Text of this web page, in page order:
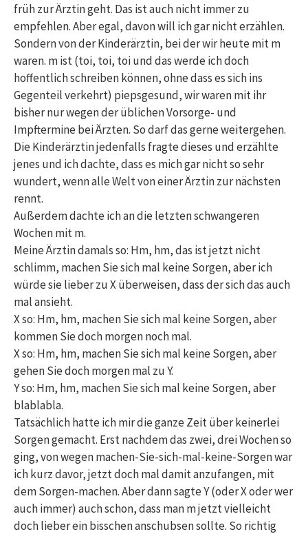
früh zur Ärztin geht. Das ist auch nicht immer zu
empfehlen. Aber egal, davon will ich gar nicht erzählen.
Sondern von der Kinderärztin, bei der wir heute mit m
waren. m ist (toi, toi, toi und das werde ich doch
hoffentlich schreiben können, ohne dass es sich ins
Gegenteil verkehrt) piepsgesund, wir waren mit ihr
bisher nur wegen der üblichen Vorsorge- und
Impftermine bei Ärzten. So darf das gerne weitergehen.
Die Kinderärztin jedenfalls fragte dieses und erzählte
jenes und ich dachte, dass es mich gar nicht so sehr
wundert, wenn alle Welt von einer Ärztin zur nächsten
rennt.
Außerdem dachte ich an die letzten schwangeren
Wochen mit m.
Meine Ärztin damals so: Hm, hm, das ist jetzt nicht
schlimm, machen Sie sich mal keine Sorgen, aber ich
würde sie lieber zu X überweisen, dass der sich das auch
mal ansieht.
X so: Hm, hm, machen Sie sich mal keine Sorgen, aber
kommen Sie doch morgen noch mal.
X so: Hm, hm, machen Sie sich mal keine Sorgen, aber
gehen Sie doch morgen mal zu Y.
Y so: Hm, hm, machen Sie sich mal keine Sorgen, aber
blablabla.
Tatsächlich hatte ich mir die ganze Zeit über keinerlei
Sorgen gemacht. Erst nachdem das zwei, drei Wochen so
ging, von wegen machen-Sie-sich-mal-keine-Sorgen war
ich kurz davor, jetzt doch mal damit anzufangen, mit
dem Sorgen-machen. Aber dann sagte Y (oder X oder wer
auch immer) auch schon, dass man m jetzt vielleicht
doch lieber ein bisschen anschubsen sollte. So richtig